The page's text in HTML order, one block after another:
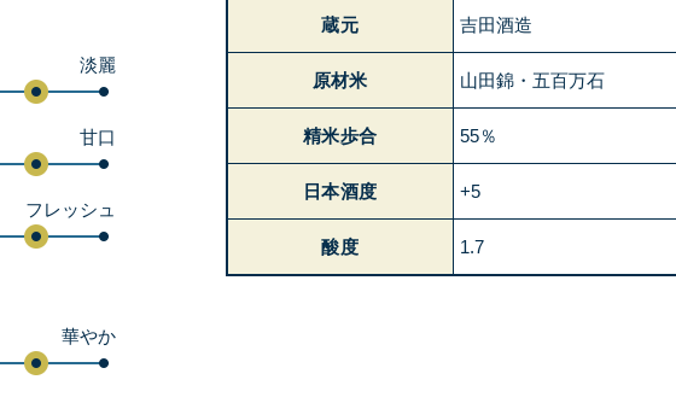
淡麗
甘口
フレッシュ
華やか
蔵元 吉田酒造
原材米 山田錦・五百万石
精米歩合 55％
日本酒度 +5
酸度 1.7